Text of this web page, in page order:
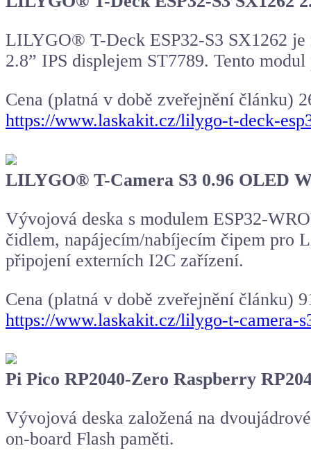
LILYGO® T-Deck ESP32-S3 SX1262
2.8” IPS displejem ST7789. Tento
Cena (platná v době zveřejnění článku)
https://www.laskakit.cz/lilygo-t-deck-
LILYGO® T-Camera S3 0.96 OLED
Vývojová deska s modulem ESP32-
čidlem, napájecím/nabíjecím čipem pro
připojení externích I2C zařízení.
Cena (platná v době zveřejnění článku)
https://www.laskakit.cz/lilygo-t-camera-
Pi Pico RP2040-Zero Raspberry
Vývojová deska založená na
on-board Flash paměti.